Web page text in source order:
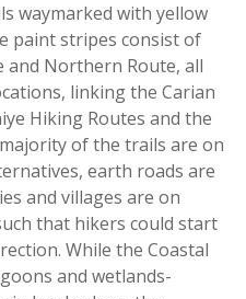
waymarked with yellow
paint stripes consist of
and Northern Route, all
linking the Carian
Hiking Routes and the
of the trails are on
earth roads are
and villages are on
that hikers could start
While the Coastal
and wetlands-